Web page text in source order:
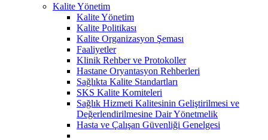
Kalite Yönetim
Kalite Yönetim
Kalite Politikası
Kalite Organizasyon Şeması
Faaliyetler
Klinik Rehber ve Protokoller
Hastane Oryantasyon Rehberleri
Sağlıkta Kalite Standartları
SKS Kalite Komiteleri
Sağlık Hizmeti Kalitesinin Geliştirilmesi ve
Değerlendirilmesine Dair Yönetmelik
Hasta ve Çalışan Güvenliği Genelgesi